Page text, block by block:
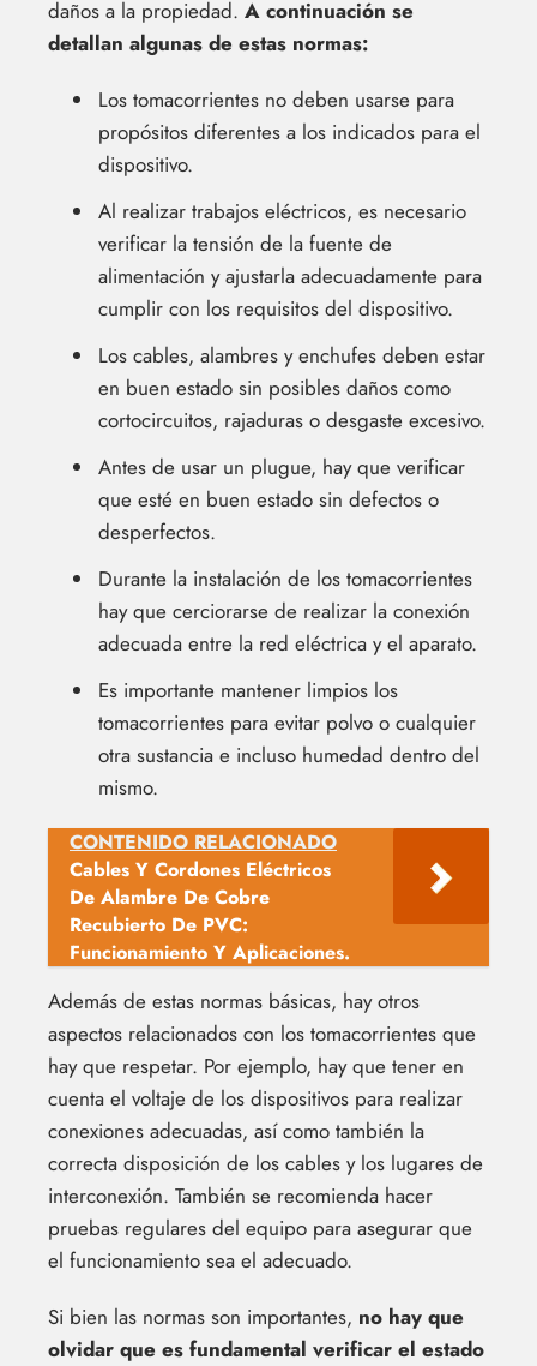
daños a la propiedad. A continuación se
detallan algunas de estas normas:
Los tomacorrientes no deben usarse para
propósitos diferentes a los indicados para el
dispositivo.
Al realizar trabajos eléctricos, es necesario
verificar la tensión de la fuente de
alimentación y ajustarla adecuadamente para
cumplir con los requisitos del dispositivo.
Los cables, alambres y enchufes deben estar
en buen estado sin posibles daños como
cortocircuitos, rajaduras o desgaste excesivo.
Antes de usar un plugue, hay que verificar
que esté en buen estado sin defectos o
desperfectos.
Durante la instalación de los tomacorrientes
hay que cerciorarse de realizar la conexión
adecuada entre la red eléctrica y el aparato.
Es importante mantener limpios los
tomacorrientes para evitar polvo o cualquier
otra sustancia e incluso humedad dentro del
mismo.
CONTENIDO RELACIONADO
Cables Y Cordones Eléctricos
De Alambre De Cobre
Recubierto De PVC:
Funcionamiento Y Aplicaciones.
Además de estas normas básicas, hay otros
aspectos relacionados con los tomacorrientes que
hay que respetar. Por ejemplo, hay que tener en
cuenta el voltaje de los dispositivos para realizar
conexiones adecuadas, así como también la
correcta disposición de los cables y los lugares de
interconexión. También se recomienda hacer
pruebas regulares del equipo para asegurar que
el funcionamiento sea el adecuado.
Si bien las normas son importantes, no hay que
olvidar que es fundamental verificar el estado